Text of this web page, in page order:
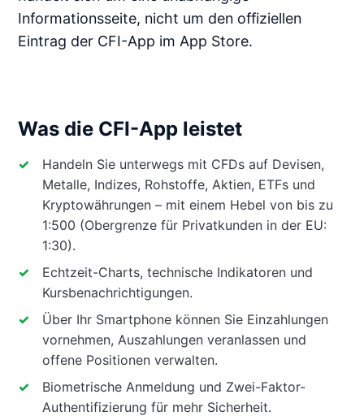
Informationsseite, nicht um den offiziellen
Eintrag der CFI-App im App Store.
Was die CFI-App leistet
Handeln Sie unterwegs mit CFDs auf Devisen,
Metalle, Indizes, Rohstoffe, Aktien, ETFs und
Kryptowährungen – mit einem Hebel von bis zu
1:500 (Obergrenze für Privatkunden in der EU:
1:30).
Echtzeit-Charts, technische Indikatoren und
Kursbenachrichtigungen.
Über Ihr Smartphone können Sie Einzahlungen
vornehmen, Auszahlungen veranlassen und
offene Positionen verwalten.
Biometrische Anmeldung und Zwei-Faktor-
Authentifizierung für mehr Sicherheit.